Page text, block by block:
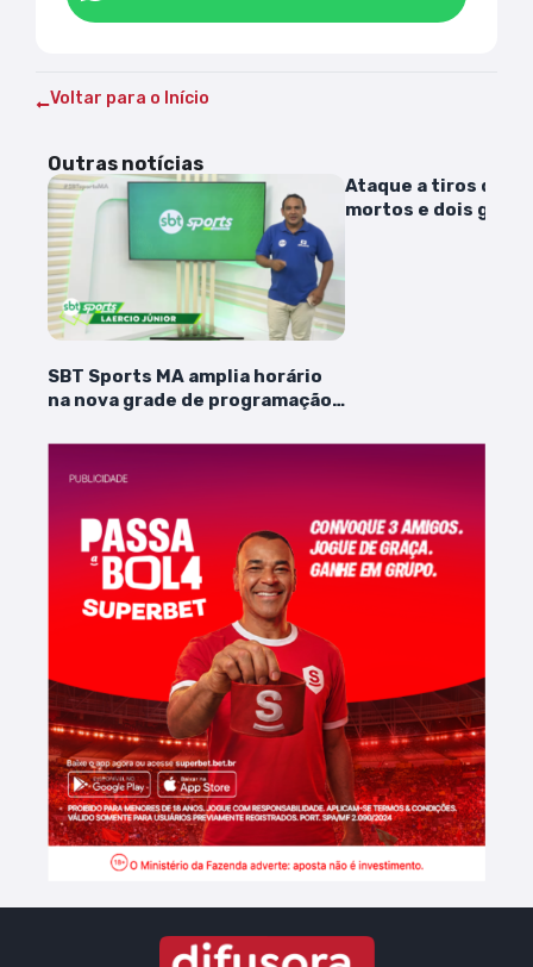
Voltar para o Início
Outras notícias
SBT Sports MA amplia horário
na nova grade de programação
Ataque a tiros
mortos e dois